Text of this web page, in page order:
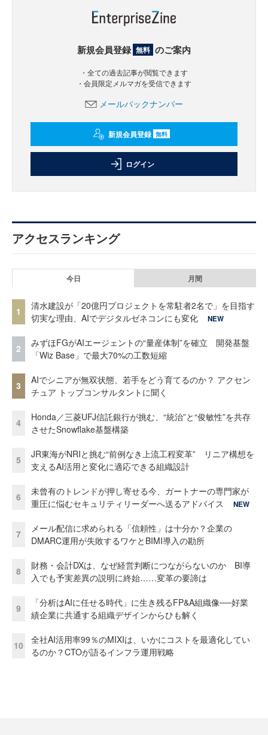
新規会員登録 無料 のご案内
・全ての過去記事が閲覧できます
・会員限定メルマガを受信できます
メールバックナンバー
新規会員登録 無料
ログイン
アクセスランキング
今日 月間
1
清水建設が「20億円プロジェクトを常駐者2名で」を目指す
切実な理由、AIでデジタルゼネコンにも変化
NEW
2
みずほFGがAIエージェントの“量産体制”を確立 開発基盤
「Wiz Base」で最大70%の工数短縮
3
AIでシニアが無双状態、若手をどう育てるのか？ アクセン
チュア トップコンサルタントに聞く
4
Honda／三菱UFJ信託銀行が挑む、“統治”と“俊敏性”を共存
させたSnowflake基盤構築
5
JR東海がNRIと挑む“前例なき上流工程変革” リニア構想を
支えるAI活用と変化に適応できる組織設計
6
未曾有のトレンドが押し寄せる今、ガートナーの専門家が
重圧に悩むセキュリティリーダーへ送るアドバイス
NEW
7
メール配信に求められる「信頼性」は十分か？企業の
DMARC運用が失敗するワケとBIMI導入の勘所
8
財務・会計DXは、なぜ経営判断につながらないのか BI導
入でも予実差異の説明に終始……変革の要諦は
9
「分析はAIに任せる時代」に生き残るFP&A組織像──好業
績企業に共通する組織デザインからひも解く
10
全社AI活用率99％のMIXIは、いかにコストを最適化してい
るのか？CTOが語るインフラ運用戦略